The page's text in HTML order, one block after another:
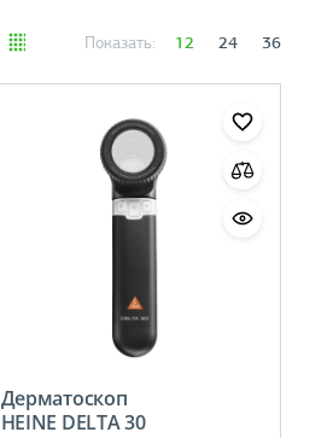
Показать: 12 24 36
Дерматоскоп
HEINE DELTA 30